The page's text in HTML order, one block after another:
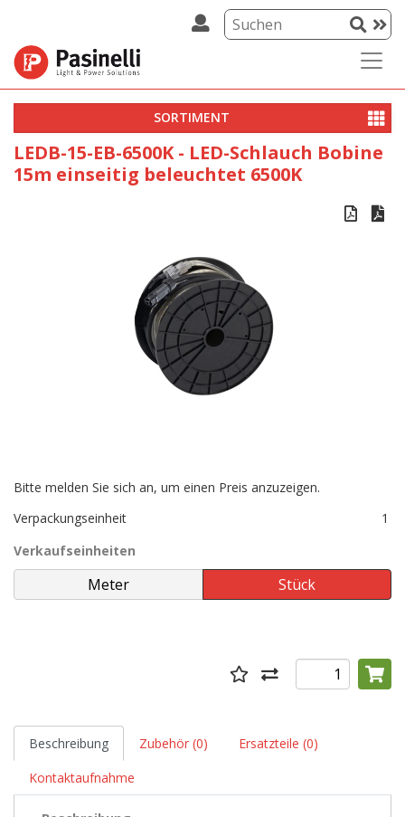
SORTIMENT
LEDB-15-EB-6500K - LED-Schlauch Bobine
15m einseitig beleuchtet 6500K
 
Bitte melden Sie sich an, um einen Preis anzuzeigen.
Verpackungseinheit
1
Verkaufseinheiten
Beschreibung Zubehör (0)
Ersatzteile (0)
Kontaktaufnahme